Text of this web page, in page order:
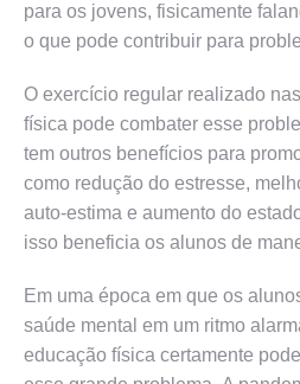
para os jovens, fisicamente
o que pode contribuir para
O exercício regular realizado
física pode combater esse
tem outros benefícios para
como redução do estresse,
auto-estima e aumento do
isso beneficia os alunos de
Em uma época em que os
saúde mental em um ritmo
educação física certamente